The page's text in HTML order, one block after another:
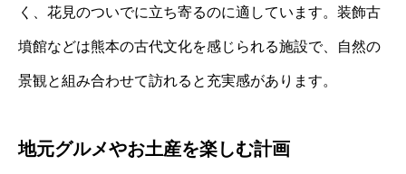
く、花見のついでに立ち寄るのに適しています。装飾古
墳館などは熊本の古代文化を感じられる施設で、自然の
景観と組み合わせて訪れると充実感があります。
地元グルメやお土産を楽しむ計画